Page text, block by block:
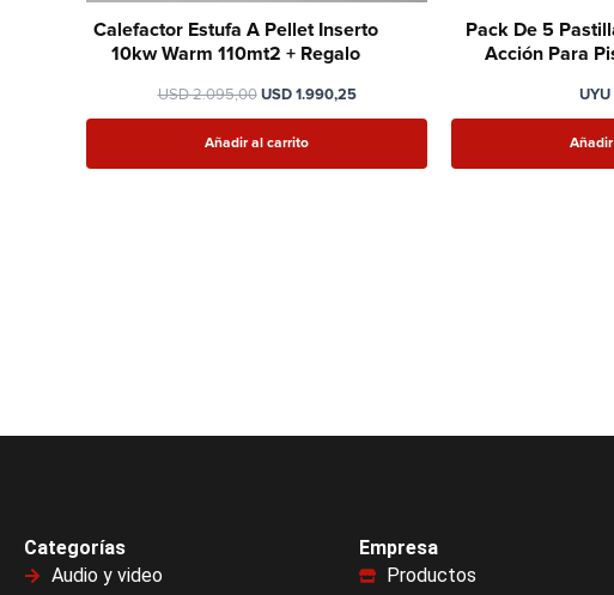
Calefactor Estufa A Pellet Inserto
10kw Warm 110mt2 + Regalo
USD2.095,00 USD1.990,25
Añadir al carrito
Pack De 5
Acción Para
UYU
Categorías
Audio y video
Empresa
Productos